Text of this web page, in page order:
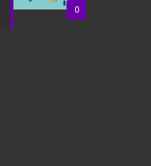
0